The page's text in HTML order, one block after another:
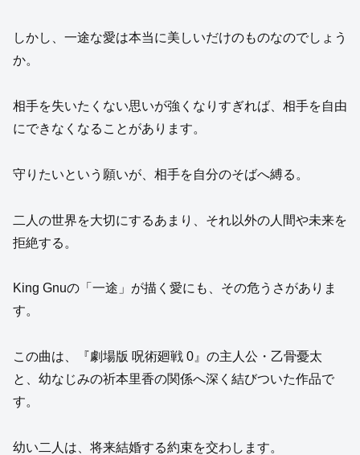
しかし、一途な愛は本当に美しいだけのものなのでしょう
か。
相手を失いたくない思いが強くなりすぎれば、相手を自由
にできなくなることがあります。
守りたいという願いが、相手を自分のそばへ縛る。
二人の世界を大切にするあまり、それ以外の人間や未来を
拒絶する。
King Gnuの「一途」が描く愛にも、その危うさがありま
す。
この曲は、『劇場版 呪術廻戦 0』の主人公・乙骨憂太
と、幼なじみの祈本里香の関係へ深く結びついた作品で
す。
幼い二人は、将来結婚する約束を交わします。